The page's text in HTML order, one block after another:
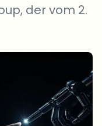
der vom 2.